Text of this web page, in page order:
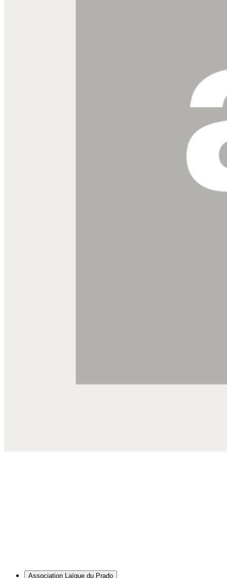
Association Laïque du Prado